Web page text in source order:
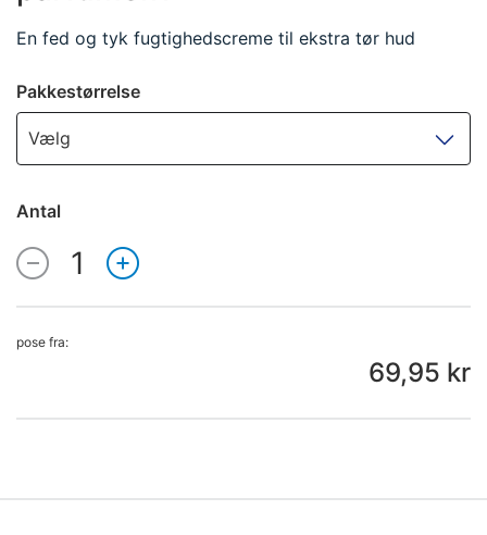
En fed og tyk fugtighedscreme til ekstra tør hud
Pakkestørrelse
Vælg
Antal
Antal 1
pose fra:
69,95 kr